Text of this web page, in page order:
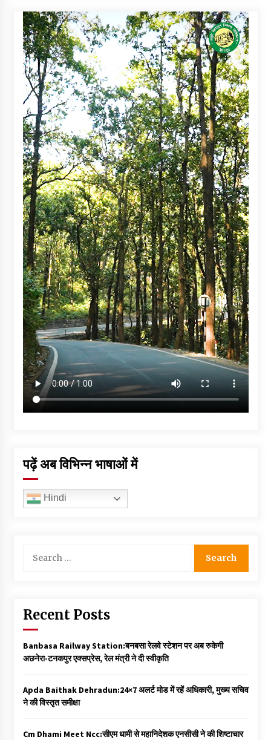
पढ़ें अब विभिन्न भाषाओं में
Hindi
for:
Recent Posts
Banbasa Railway Station:बनबसा रेलवे स्टेशन पर अब रुकेगी
अछनेरा-टनकपुर एक्सप्रेस, रेल मंत्री ने दी स्वीकृति
Apda Baithak Dehradun:24×7 अलर्ट मोड में रहें अधिकारी, मुख्य सचिव
ने की विस्तृत समीक्षा
Cm Dhami Meet Ncc:सीएम धामी से महानिदेशक एनसीसी ने की शिष्टाचार